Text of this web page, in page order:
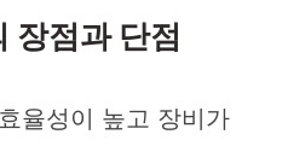
장점과 단점
율성이 높고 장비가